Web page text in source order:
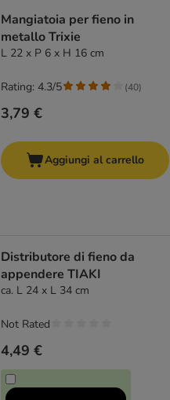
Mangiatoia per fieno in
metallo Trixie
L 22 x P 6 x H 16 cm
3,79 €
Rating: 4.3/5 (40)
Aggiungi al carrello
Distributore di fieno da
appendere TIAKI
ca. L 24 x L 34 cm
4,49 €
Not Rated